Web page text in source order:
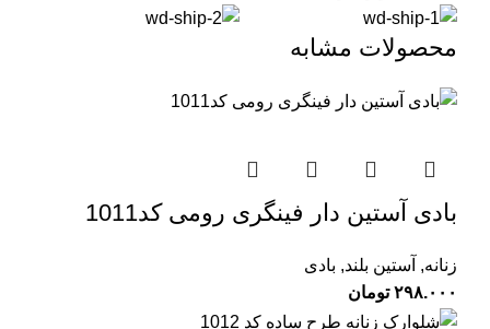
محصولات مشابه
بادی آستین دار فینگری رومی کد1011
زنانه, آستین بلند, بادی
۲۹۸.۰۰۰ تومان